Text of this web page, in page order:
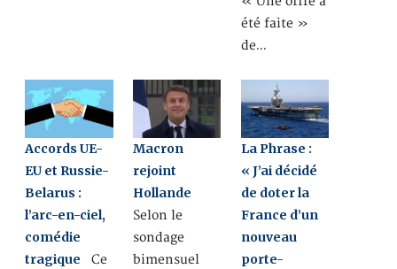
été faite »
de…
Accords UE-
EU et Russie-
Belarus :
l’arc-en-ciel,
comédie
tragique Ce
Macron
rejoint
Hollande
Selon le
sondage
bimensuel
La Phrase :
« J’ai décidé
de doter la
France d’un
nouveau
porte-